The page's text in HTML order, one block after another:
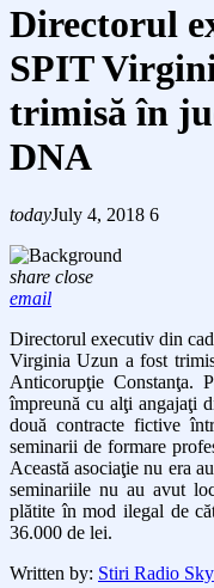
Directorul
SPIT
trimisă în
DNA
todayJuly 4, 2018 6
share close
email
Directorul executiv din
Virginia Uzun a fost
Anticorupţie Constanţa.
împreună cu alţi angajaţi
două contracte fictive
seminarii de formare
Această asociaţie nu era
seminariile nu au avut
plătite în mod ilegal de
36.000 de lei.
Written by: Stiri Radio Sky